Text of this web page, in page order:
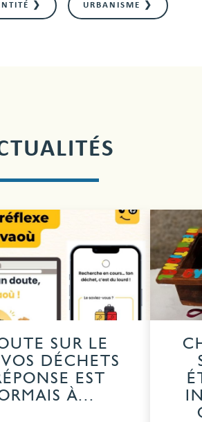
❯ URBANISME ❯
SUR LE
DÉCHETS
EST
À...